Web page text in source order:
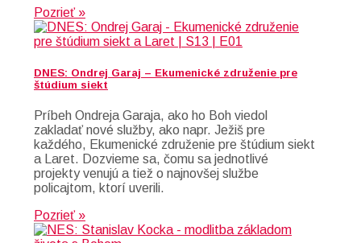
Pozrieť »
DNES: Ondrej Garaj – Ekumenické združenie pre
štúdium siekt
Príbeh Ondreja Garaja, ako ho Boh viedol
zakladať nové služby, ako napr. Ježiš pre
každého, Ekumenické združenie pre štúdium siekt
a Laret. Dozvieme sa, čomu sa jednotlivé
projekty venujú a tiež o najnovšej službe
policajtom, ktorí uverili.
Pozrieť »